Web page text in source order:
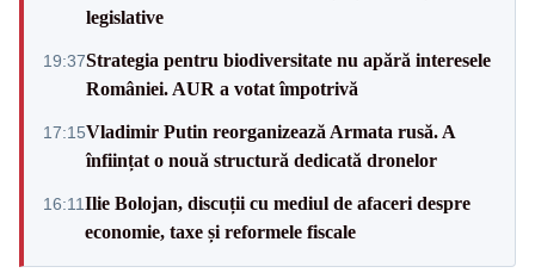
legislative
19:37Strategia pentru biodiversitate nu apără interesele
României. AUR a votat împotrivă
17:15Vladimir Putin reorganizează Armata rusă. A
înființat o nouă structură dedicată dronelor
16:11Ilie Bolojan, discuții cu mediul de afaceri despre
economie, taxe și reformele fiscale